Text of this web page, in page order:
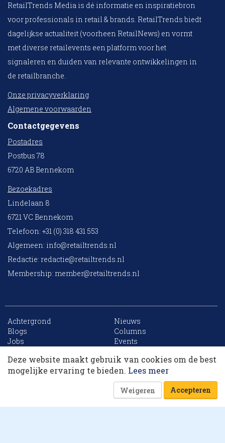
RetailTrends Media is dé informatie en inspiratiebron
voor professionals in retail & brands. RetailTrends biedt
dagelijkse actualiteit (voorheen RetailNews) en vormt
met diverse retailevents een platform voor het
signaleren en duiden van relevante ontwikkelingen in
de retailbranche.
Onze privacyverklaring
Algemene voorwaarden
Contactgegevens
Postadres
Postbus 78
6720 AB Bennekom
Bezoekadres
Lindelaan 8
6721 VC Bennekom
Telefoon: +31 (0) 318 431 553
Algemeen: info@retailtrends.nl
Redactie: redactie@retailtrends.nl
Membership: member@retailtrends.nl
Achtergrond
Nieuws
Blogs
Columns
Jobs
Events
Archief
Sitemap
Website is powered by
Deze website maakt gebruik van cookies om de best
mogelijke ervaring te bieden. Lees meer
Weigeren Accepteren
10 collega’s
Korting op events